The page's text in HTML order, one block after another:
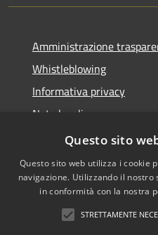
Amministrazione
Whistleblowing
Informativa privacy
Note legali
Dichiarazione di
Accessibilità
Questo sito
Questo sito web utilizza i cookie
navigazione. Utilizzando il
in conformità con la nostra
STRETTAMENTE